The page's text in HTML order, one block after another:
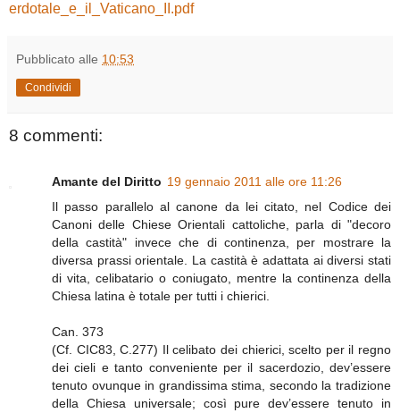
erdotale_e_il_Vaticano_II.pdf
Pubblicato alle 10:53
Condividi
8 commenti:
Amante del Diritto 19 gennaio 2011 alle ore 11:26
Il passo parallelo al canone da lei citato, nel Codice dei
Canoni delle Chiese Orientali cattoliche, parla di "decoro
della castità" invece che di continenza, per mostrare la
diversa prassi orientale. La castità è adattata ai diversi stati
di vita, celibatario o coniugato, mentre la continenza della
Chiesa latina è totale per tutti i chierici.
Can. 373
(Cf. CIC83, C.277) Il celibato dei chierici, scelto per il regno
dei cieli e tanto conveniente per il sacerdozio, dev’essere
tenuto ovunque in grandissima stima, secondo la tradizione
della Chiesa universale; così pure dev’essere tenuto in